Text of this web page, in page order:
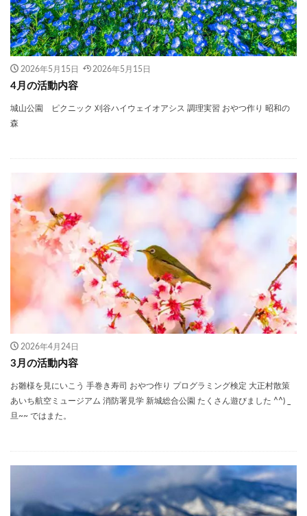
2026年5月15日 2026年5月15日
4月の活動内容
城山公園 ピクニック 刈谷ハイウェイオアシス 調理実習 おやつ作り 昭和の
森
2026年4月24日
3月の活動内容
お雛様を見にいこう 手巻き寿司 おやつ作り プログラミング検定 大正村散策
あいち航空ミュージアム 消防署見学 新城総合公園 たくさん遊びました ^^) _
旦~~ ではまた。